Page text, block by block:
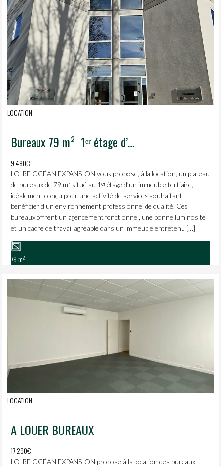
LOCATION
Bureaux 79 m²  1ᵉʳ étage d’un immeuble tertiaire
9 480€
LOIRE OCÉAN EXPANSION vous propose, à la location, un plateau
de bureaux de 79 m² situé au 1ᵉʳ étage d’un immeuble tertiaire,
idéalement conçu pour une activité de services souhaitant
bénéficier d’un environnement professionnel de qualité. Ces
bureaux offrent un agencement fonctionnel, une bonne luminosité
et un cadre de travail agréable dans un immeuble entretenu […]
79 m2
LOCATION
A LOUER BUREAUX
17 290€
LOIRE OCÉAN EXPANSION propose à la location des bureaux